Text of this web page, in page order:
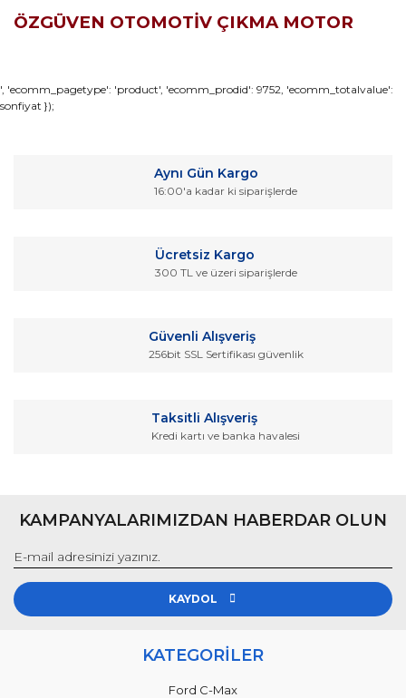
ÖZGÜVEN OTOMOTİV ÇIKMA MOTOR
Yorum Yaz
Bu ürünün fiyat bilgisi, resim, ürün açıklamalarında ve diğer
konularda yetersiz gördüğünüz noktaları öneri formunu
Ürün resmi kalitesiz, bozuk veya görüntülenemiyor.
Ürün fiyatı diğer sitelerden daha pahalı.
', 'ecomm_pagetype': 'product', 'ecomm_prodid': 9752, 'ecomm_totalvalue':
sonfiyat });
Aynı Gün Kargo
16:00'a kadar ki siparişlerde
Ücretsiz Kargo
300 TL ve üzeri siparişlerde
Güvenli Alışveriş
256bit SSL Sertifikası güvenlik
Taksitli Alışveriş
Kredi kartı ve banka havalesi
KAMPANYALARIMIZDAN HABERDAR OLUN
KAYDOL
KATEGORİLER
Ford C-Max